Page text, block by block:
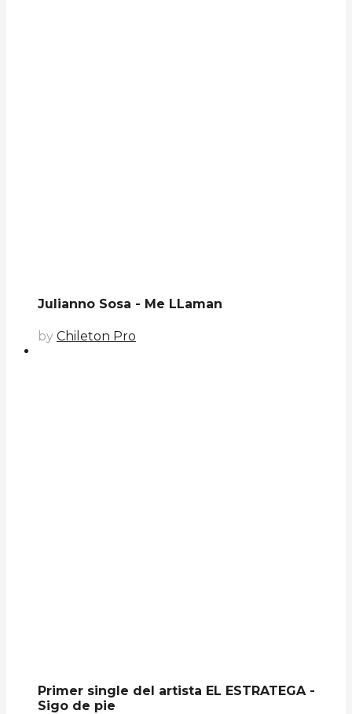
Julianno Sosa - Me LLaman
by Chileton Pro
Primer single del artista EL ESTRATEGA -
Sigo de pie